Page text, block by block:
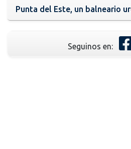
Punta del Este, un balneario
Seguinos en: